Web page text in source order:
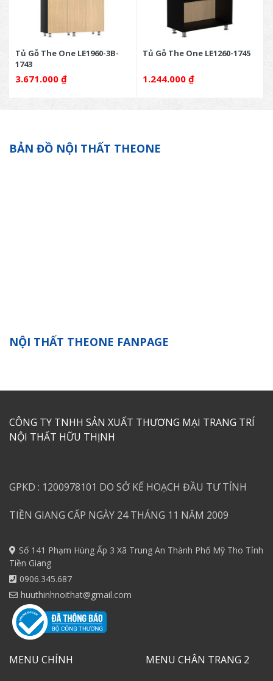
Tủ Gỗ The One LE1960-3B-
1743
3.671.000 ₫
Tủ Gỗ The One LE1260-1745
1.244.000 ₫
BẢN ĐỒ NỘI THẤT THEONE
NỘI THẤT THEONE FANPAGE
CÔNG TY TNHH SẢN XUẤT THƯƠNG MẠI TRANG TRÍ
NỘI THẤT HỮU THỊNH
GPKD : 1200978101 DO SỞ KẾ HOẠCH ĐẦU TƯ TỈNH
TIỀN GIANG CẤP NGÀY 24 THÁNG 11 NĂM 2009
Số 141 Phạm Hùng Ấp 3 Xã Trung An Thành Phố Mỹ Tho Tỉnh
Tiền Giang
0906.345.687
huuthinhnoithat@gmail.com
MENU CHÍNH MENU CHÂN TRANG 2